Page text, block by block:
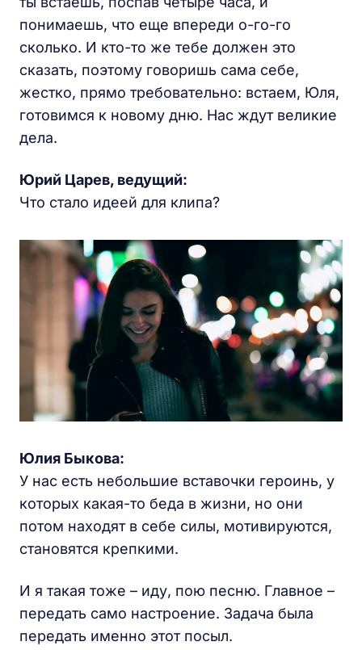
понимаешь, что еще впереди о-го-го
сколько. И кто-то же тебе должен это
сказать, поэтому говоришь сама себе,
жестко, прямо требовательно: встаем, Юля,
готовимся к новому дню. Нас ждут великие
дела.
Юрий Царев, ведущий:
Что стало идеей для клипа?
Юлия Быкова:
У нас есть небольшие вставочки героинь, у
которых какая-то беда в жизни, но они
потом находят в себе силы, мотивируются,
становятся крепкими.
И я такая тоже – иду, пою песню. Главное –
передать само настроение. Задача была
передать именно этот посыл.